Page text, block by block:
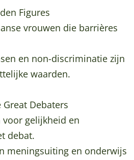
Figures
vrouwen die barrières
en non-discriminatie zijn
waarden.
Debaters
gelijkheid en
debat.
meningsuiting en onderwijs